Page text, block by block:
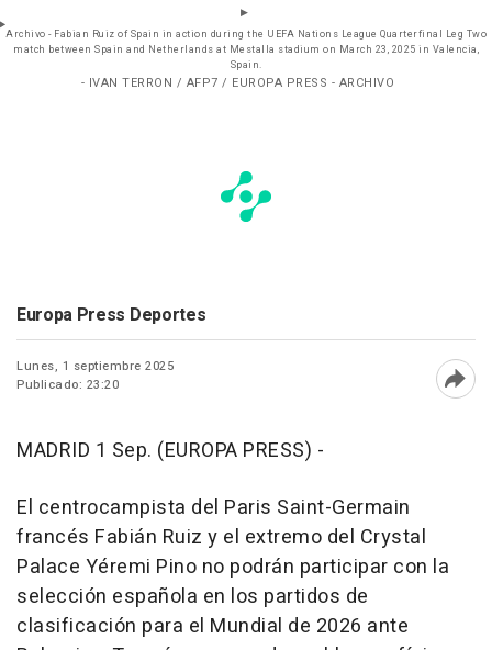
Archivo - Fabian Ruiz of Spain in action during the UEFA Nations League Quarterfinal Leg Two
match between Spain and Netherlands at Mestalla stadium on March 23, 2025 in Valencia,
Spain.
- IVAN TERRON / AFP7 / EUROPA PRESS - ARCHIVO
Europa Press Deportes
Lunes, 1 septiembre 2025
Publicado: 23:20
MADRID 1 Sep. (EUROPA PRESS) -
El centrocampista del Paris Saint-Germain
francés Fabián Ruiz y el extremo del Crystal
Palace Yéremi Pino no podrán participar con la
selección española en los partidos de
clasificación para el Mundial de 2026 ante